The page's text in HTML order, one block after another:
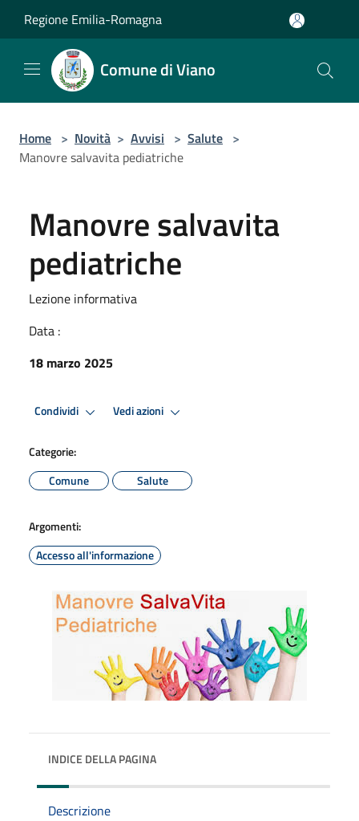
Regione Emilia-Romagna
Comune di Viano
Home > Novità > Avvisi > Salute >
Manovre salvavita pediatriche
Manovre salvavita
pediatriche
Lezione informativa
Data :
18 marzo 2025
Condividi Vedi azioni
Categorie:
Comune
Salute
Argomenti:
Accesso all'informazione
INDICE DELLA PAGINA
Descrizione